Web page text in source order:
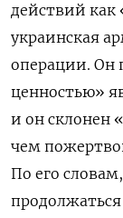
действий как
украинская
операции. Он
ценностью»
и он склонен
чем
По его